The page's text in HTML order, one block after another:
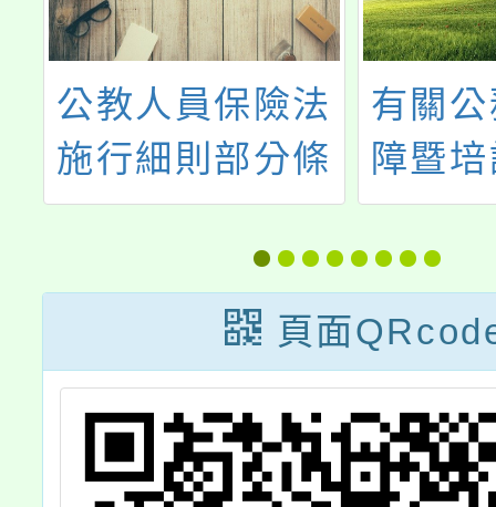
公教人員保險法
施行細則部分條
文修正案，業經
考試院會同行政
院於民國112年8
月9日發布，並
自112年7月1日
施行
有關
障暨
（下
製作
人員
「宣
「說
頁面